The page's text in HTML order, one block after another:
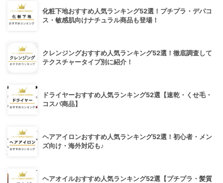
化粧下地おすすめ人気ランキング52選！プチプラ・デパコ
ス・敏感肌向けナチュラル商品も登場！
クレンジングおすすめ人気ランキング52選！徹底調査して
テクスチャータイプ別に紹介！
ドライヤーおすすめ人気ランキング52選【速乾・くせ毛・
コスパ商品】
ヘアアイロンおすすめ人気ランキング52選！初心者・メン
ズ向け・海外対応も♪
ヘアオイルおすすめ人気ランキング52選【プチプラ・髪質